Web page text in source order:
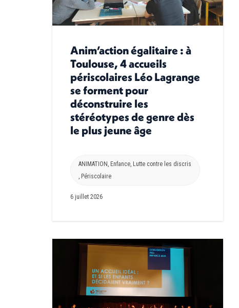
Anim’action égalitaire : à
Toulouse, 4 accueils
périscolaires Léo Lagrange
se forment pour
déconstruire les
stéréotypes de genre dès
le plus jeune âge
ANIMATION , Enfance, Lutte contre les discris
, Périscolaire
6 juillet 2026